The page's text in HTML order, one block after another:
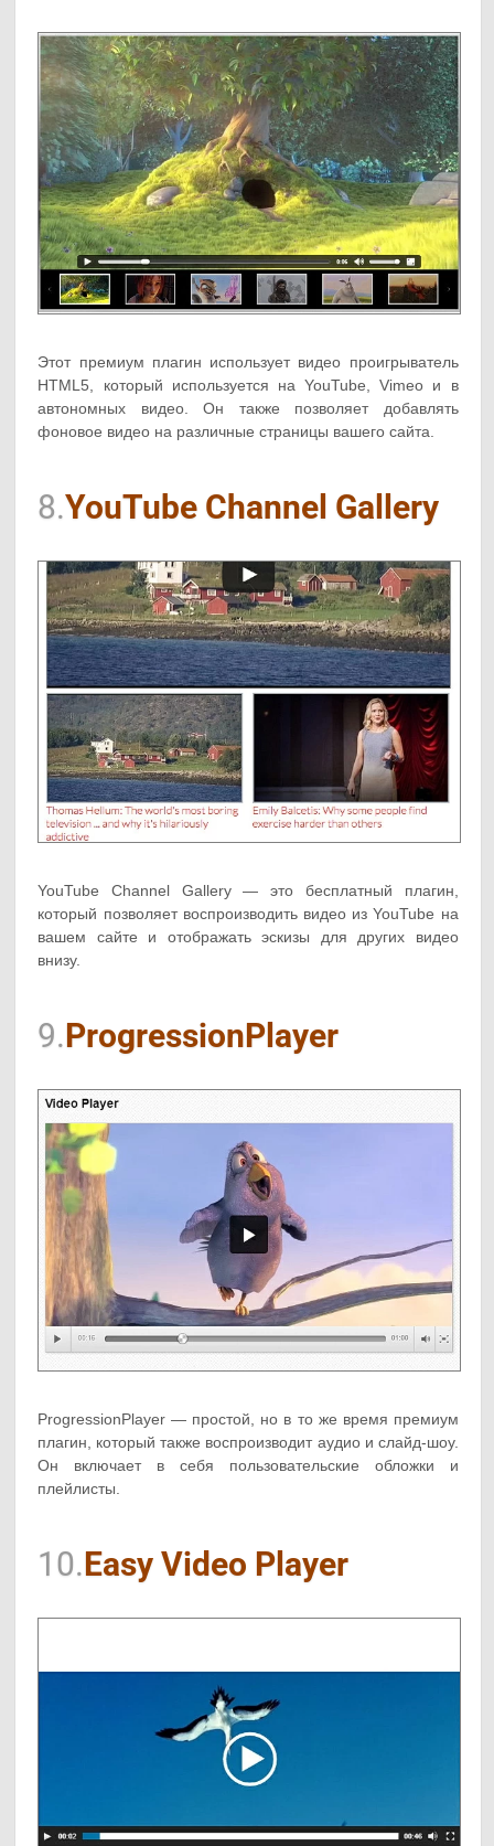
Этот премиум плагин использует видео проигрыватель
HTML5, который используется на YouTube, Vimeo и в
автономных видео. Он также позволяет добавлять
фоновое видео на различные страницы вашего сайта.
8.YouTube Channel Gallery
YouTube Channel Gallery — это бесплатный плагин,
который позволяет воспроизводить видео из YouTube на
вашем сайте и отображать эскизы для других видео
внизу.
9.ProgressionPlayer
ProgressionPlayer — простой, но в то же время премиум
плагин, который также воспроизводит аудио и слайд-шоу.
Он включает в себя пользовательские обложки и
плейлисты.
10.Easy Video Player